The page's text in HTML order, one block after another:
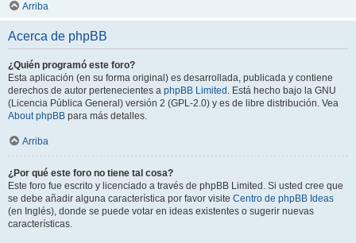
Arriba
Acerca de phpBB
¿Quién programó este foro?
Esta aplicación (en su forma original) es desarrollada, publicada y contiene
derechos de autor pertenecientes a phpBB Limited . Está hecho bajo la GNU
(Licencia Pública General) versión 2 (GPL-2.0) y es de libre distribución. Vea
About phpBB para más detalles.
Arriba
¿Por qué este foro no tiene tal cosa?
Este foro fue escrito y licenciado a través de phpBB Limited. Si usted cree que
se debe añadir alguna característica por favor visite Centro de phpBB Ideas
(en Inglés), donde se puede votar en ideas existentes o sugerir nuevas
características.